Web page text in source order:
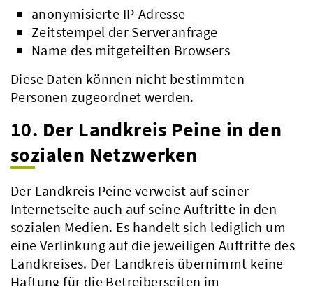
anonymisierte IP-Adresse
Zeitstempel der Serveranfrage
Name des mitgeteilten Browsers
Diese Daten können nicht bestimmten
Personen zugeordnet werden.
10. Der Landkreis Peine in den
sozialen Netzwerken
Der Landkreis Peine verweist auf seiner
Internetseite auch auf seine Auftritte in den
sozialen Medien. Es handelt sich lediglich um
eine Verlinkung auf die jeweiligen Auftritte des
Landkreises. Der Landkreis übernimmt keine
Haftung für die Betreiberseiten im